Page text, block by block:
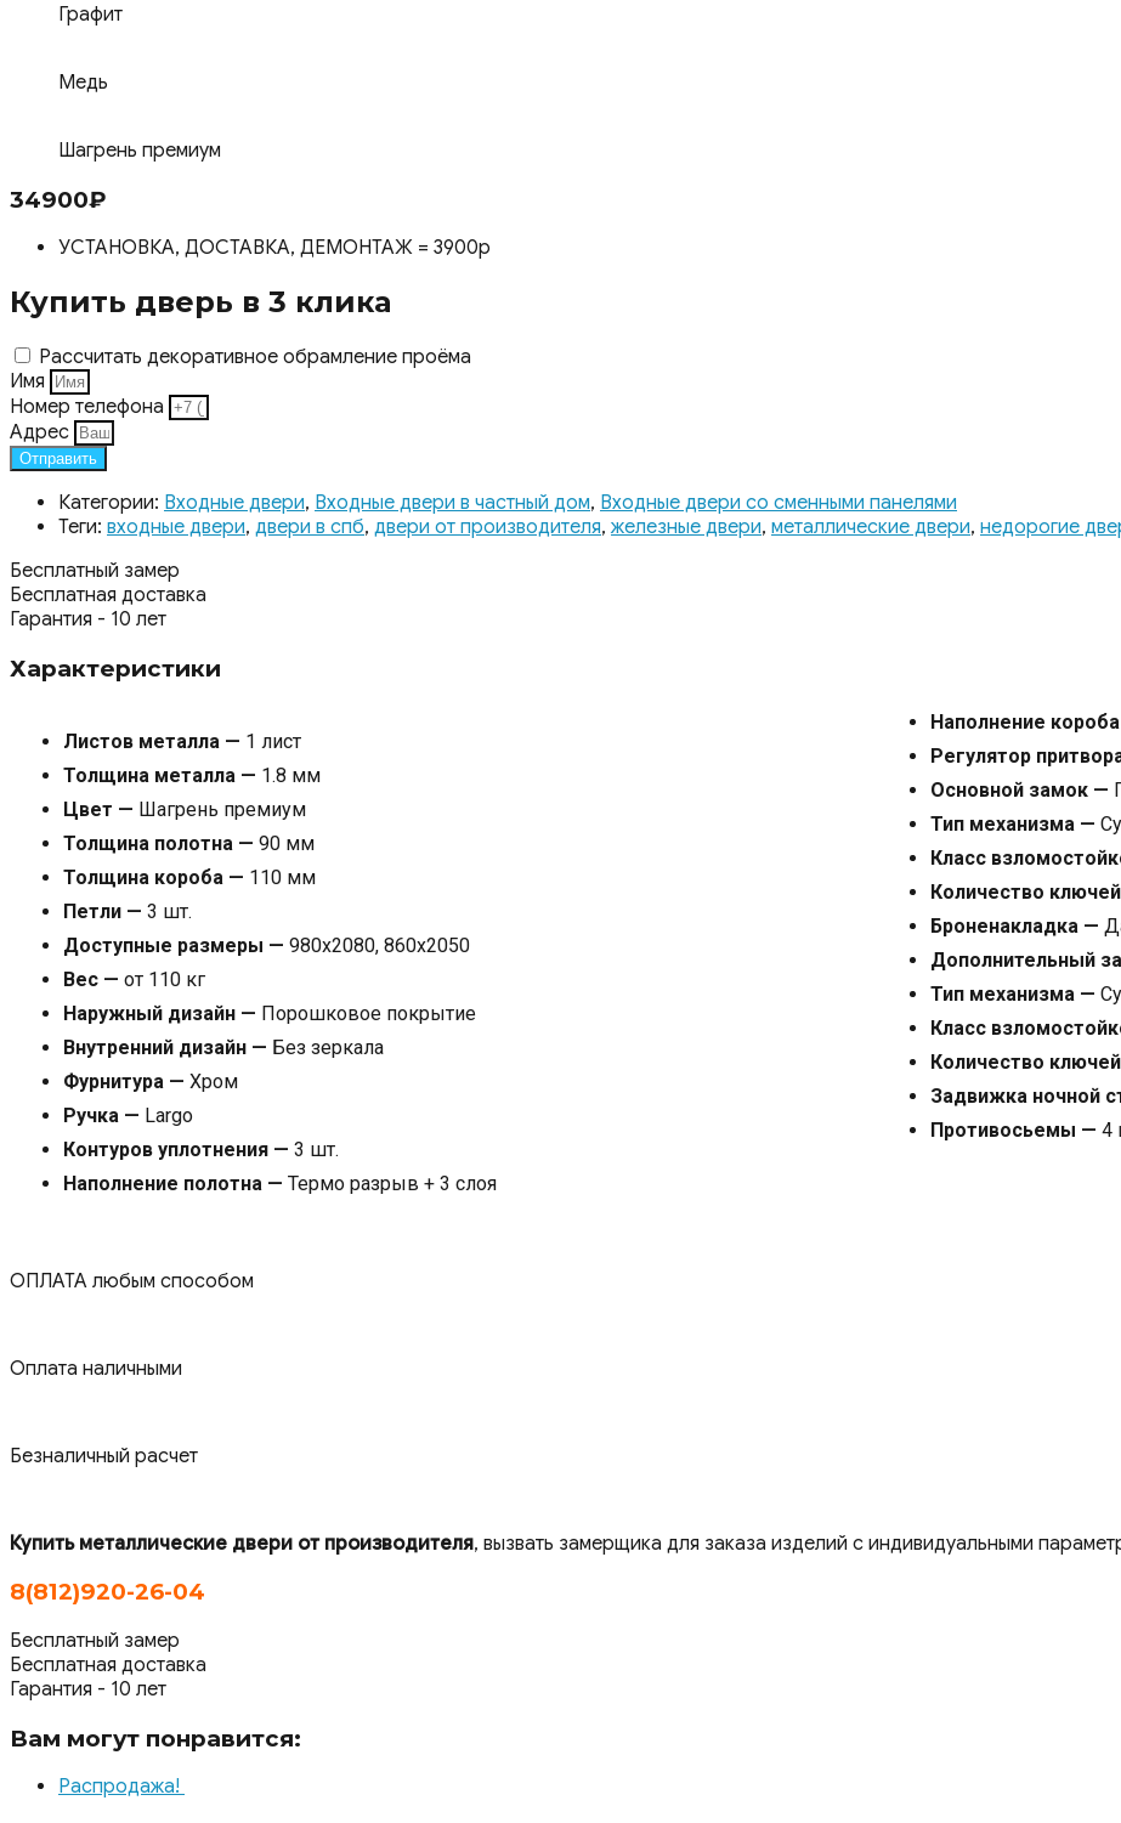
Графит
Медь
Шагрень премиум
34900₽
УСТАНОВКА, ДОСТАВКА, ДЕМОНТАЖ = 3900р
Купить дверь в 3 клика
Рассчитать декоративное обрамление проёма
Имя
Номер телефона
Адрес
Отправить
Категории: Входные двери, Входные двери в частный дом, Входные двери со сменными панелями
Теги: входные двери, двери в спб, двери от производителя, железные двери, металлические двери, недорогие
Бесплатный замер
Бесплатная доставка
Гарантия - 10 лет
Характеристики
Листов металла — 1 лист
Толщина металла — 1.8 мм
Цвет — Шагрень премиум
Толщина полотна — 90 мм
Толщина короба — 110 мм
Петли — 3 шт.
Доступные размеры — 980х2080, 860х2050
Вес — от 110 кг
Наружный дизайн — Порошковое покрытие
Внутренний дизайн — Без зеркала
Фурнитура — Хром
Ручка — Largo
Контуров уплотнения — 3 шт.
Наполнение полотна — Термо разрыв + 3 слоя
Наполнение
Регулятор
Основной замок —
Тип механизма —
Класс
Количество
Броненакладка —
Дополнительный
Тип механизма —
Класс
Количество
Задвижка ночной
Противосьемы — 4
ОПЛАТА любым способом
Оплата наличными
Безналичный расчет
Купить металлические двери от производителя, вызвать замерщика для заказа изделий с индивидуальными
8(812)920-26-04
Бесплатный замер
Бесплатная доставка
Гарантия - 10 лет
Вам могут понравится:
Распродажа!